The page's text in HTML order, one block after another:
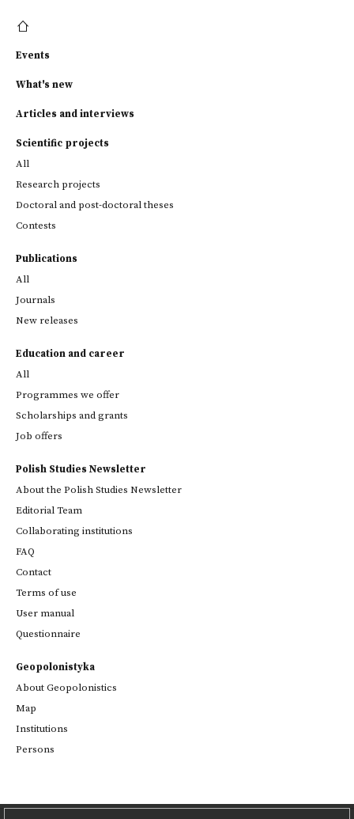
Events
What's new
Articles and interviews
Scientific projects
All
Research projects
Doctoral and post-doctoral theses
Contests
Publications
All
Journals
New releases
Education and career
All
Programmes we offer
Scholarships and grants
Job offers
Polish Studies Newsletter
About the Polish Studies Newsletter
Editorial Team
Collaborating institutions
FAQ
Contact
Terms of use
User manual
Questionnaire
Geopolonistyka
About Geopolonistics
Map
Institutions
Persons